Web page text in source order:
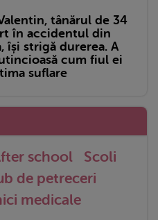
tânărul de 34
în accidentul din
își strigă durerea. A
cum fiul ei
suflare
school
Scoli
de petreceri
medicale